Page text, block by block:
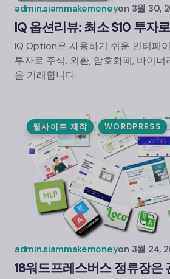
admin.siammakemoneyon 3월 30,
IQ 옵션리뷰: 최소 $10 투자
IQ Option은 사용하기 쉬운 인터페
투자로 주식, 외환, 암호화폐, 바이
을 거래합니다.
웹사이트 제작 WORDPRESS
admin.siammakemoneyon 3월 24,
18워드프레스버스 정류장은